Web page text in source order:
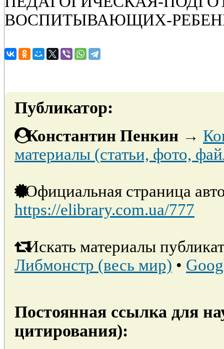
ВОСПИТЫВАЮЩИХ-
Публикатор:
Константин Пенкин →
материалы (статьи, фото,
Официальная страница
https://elibrary.com.ua/777
Искать материалы
Либмонстр (весь мир) •
Постоянная ссылка для
цитирования):